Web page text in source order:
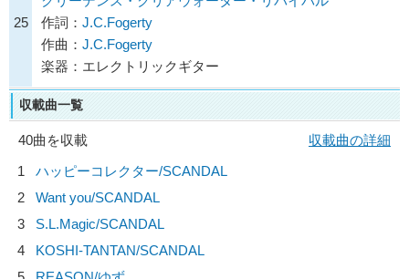
25
作詞： J.C.Fogerty
作曲： J.C.Fogerty
楽器：エレクトリックギター
収載曲一覧
40曲を収載
収載曲の詳細
1
ハッピーコレクター/SCANDAL
2
Want you/SCANDAL
3
S.L.Magic/SCANDAL
4
KOSHI-TANTAN/SCANDAL